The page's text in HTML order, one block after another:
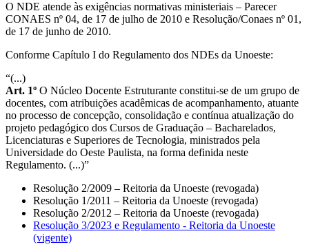
O NDE atende às exigências normativas ministeriais – Parecer
CONAES nº 04, de 17 de julho de 2010 e Resolução/Conaes nº 01,
de 17 de junho de 2010.
Conforme Capítulo I do Regulamento dos NDEs da Unoeste:
“(...)
Art. 1º O Núcleo Docente Estruturante constitui-se de um grupo de
docentes, com atribuições acadêmicas de acompanhamento, atuante
no processo de concepção, consolidação e contínua atualização do
projeto pedagógico dos Cursos de Graduação – Bacharelados,
Licenciaturas e Superiores de Tecnologia, ministrados pela
Universidade do Oeste Paulista, na forma definida neste
Regulamento. (...)”
Resolução 2/2009 – Reitoria da Unoeste (revogada)
Resolução 1/2011 – Reitoria da Unoeste (revogada)
Resolução 2/2012 – Reitoria da Unoeste (revogada)
Resolução 3/2023 e Regulamento - Reitoria da Unoeste
(vigente)